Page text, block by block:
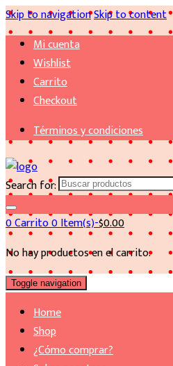
Skip to navigationSkip to content
Mi cuenta
Wishlist
Carrito
Checkout
Términos y condiciones
Search for:
0Carrito0 Item(s)-$0.00
No hay productos en el carrito.
Toggle navigation
Home
Shop
¿Cómo comprar?